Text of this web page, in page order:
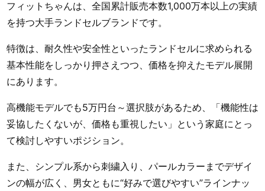
フィットちゃんは、全国累計販売本数1,000万本以上の実績
を持つ大手ランドセルブランドです。
特徴は、耐久性や安全性といったランドセルに求められる
基本性能をしっかり押さえつつ、価格を抑えたモデル展開
にあります。
高機能モデルでも5万円台～選択肢があるため、「機能性は
妥協したくないが、価格も重視したい」という家庭にとっ
て検討しやすいポジション。
また、シンプル系から刺繍入り、パールカラーまでデザイ
ンの幅が広く、男女ともに“好みで選びやすい”ラインナッ